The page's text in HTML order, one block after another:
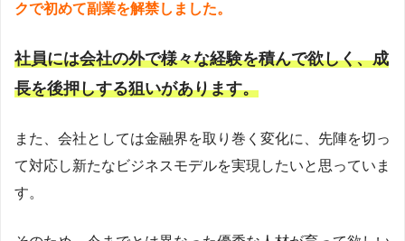
クで初めて副業を解禁しました。
社員には会社の外で様々な経験を積んで欲しく、成
長を後押しする狙いがあります。
また、会社としては金融界を取り巻く変化に、先陣を切っ
て対応し新たなビジネスモデルを実現したいと思っていま
す。